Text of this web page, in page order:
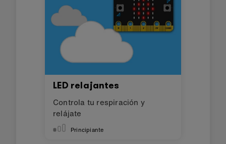
LED relajantes
Controla tu respiración y
relájate
Principiante